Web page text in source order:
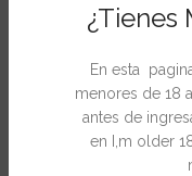
¿Tienes
En esta
menores de 18
antes de
en I,m older
Efecto: Alto eufórico,
Olor: Un dulce, con
propio de Original